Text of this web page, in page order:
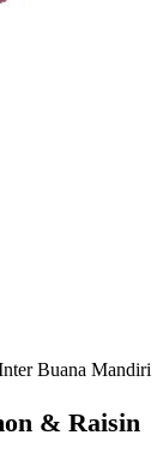
& Raisin